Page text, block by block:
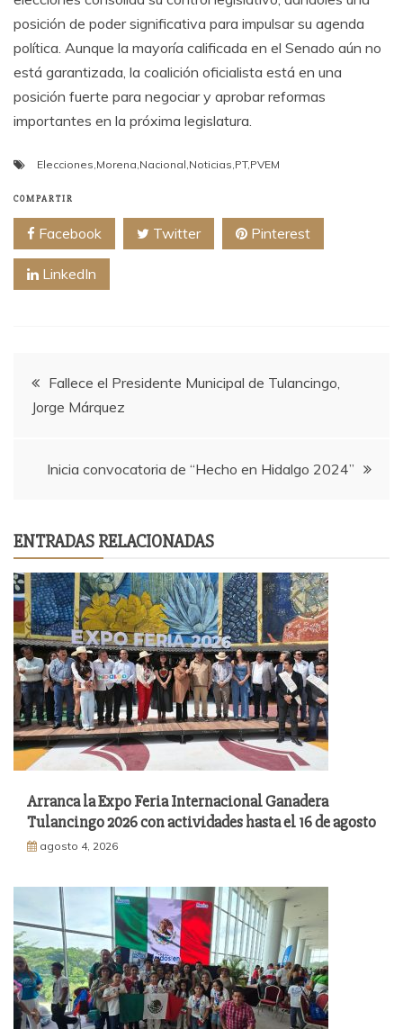
posición de poder significativa para impulsar su agenda
política. Aunque la mayoría calificada en el Senado aún no
está garantizada, la coalición oficialista está en una
posición fuerte para negociar y aprobar reformas
importantes en la próxima legislatura.
Elecciones,Morena,Nacional,Noticias,PT,PVEM
COMPARTIR
Facebook Twitter Pinterest
LinkedIn
Navegación
de
entradas
Fallece el Presidente Municipal de Tulancingo,
Jorge Márquez
Inicia convocatoria de “Hecho en Hidalgo 2024”
ENTRADAS RELACIONADAS
Arranca la Expo Feria Internacional Ganadera
Tulancingo 2026 con actividades hasta el 16 de agosto
agosto 4, 2026